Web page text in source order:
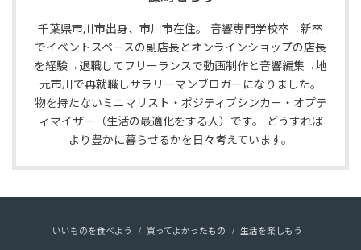
千葉県市川市出身、市川市在住。 音響専門学校卒→新卒
でイベントスペースの副店長とオンラインショップの店長
を経験→退職してフリーランスで動画制作と音響編集→地
元市川で再就職しサラリーマンブロガーになりました。
物を持たないミニマリスト・ポジティブシンカー・オプテ
ィマイザー（生活の最適化をする人）です。 どうすれば
より豊かに暮らせるかを日々考えています。
いいものを食べよう 買ってよかったもの 生活を楽しもう